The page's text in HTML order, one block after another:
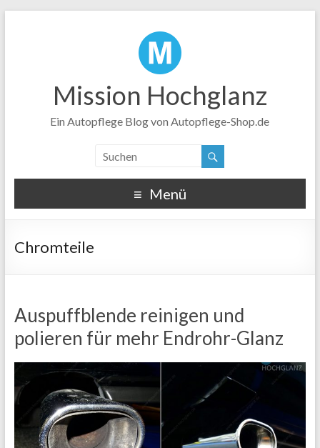
Mission Hochglanz
Ein Autopflege Blog von Autopflege-Shop.de
Menü
Chromteile
Auspuffblende reinigen und
polieren für mehr Endrohr-Glanz